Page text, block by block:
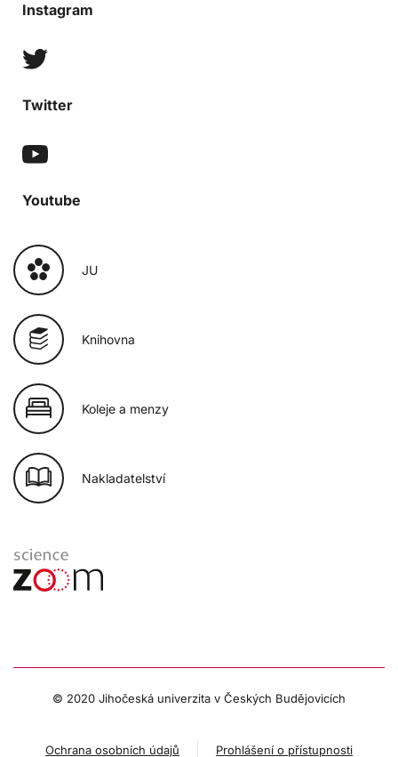
Instagram
Twitter
Youtube
JU
Knihovna
Koleje a menzy
Nakladatelství
© 2020 Jihočeská univerzita v Českých Budějovicích
Ochrana osobních údajů Prohlášení o přístupnosti